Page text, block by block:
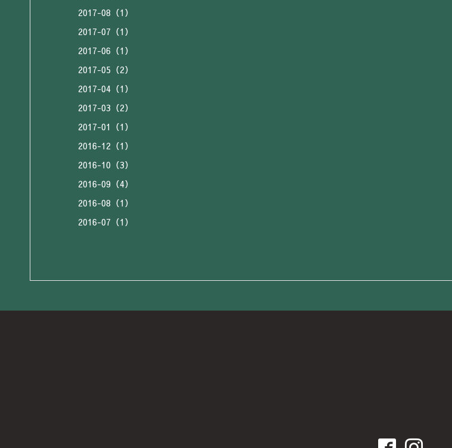
2017-08（1）
2017-07（1）
2017-06（1）
2017-05（2）
2017-04（1）
2017-03（2）
2017-01（1）
2016-12（1）
2016-10（3）
2016-09（4）
2016-08（1）
2016-07（1）